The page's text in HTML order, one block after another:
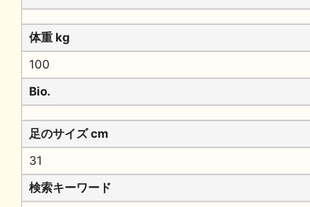
体重 kg
100
Bio.
足のサイズ cm
31
検索キーワード